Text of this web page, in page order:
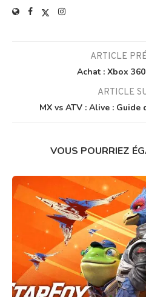
ARTICLE
Achat : Xbox
ARTICLE
MX vs ATV : Alive : Guide
VOUS POURRIEZ